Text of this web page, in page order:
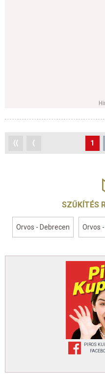
⟨⟨ ⟨ 1
SZŰKÍTÉS
Orvos - Debrecen Orvos
PIROS